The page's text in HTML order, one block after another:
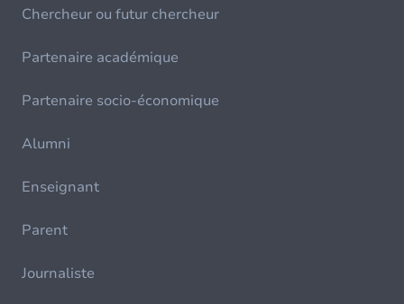
Chercheur ou futur chercheur
Partenaire académique
Partenaire socio-économique
Alumni
Enseignant
Parent
Journaliste